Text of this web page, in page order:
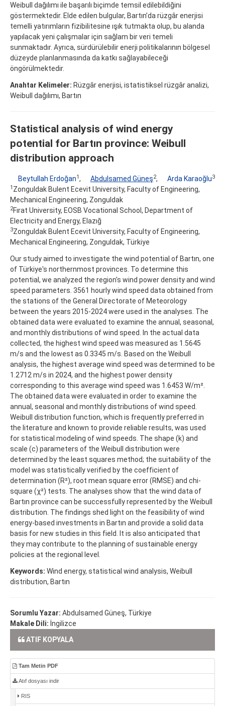
Weibull dağılımı ile başarılı biçimde temsil edilebildiğini
göstermektedir. Elde edilen bulgular, Bartın’da rüzgâr enerjisi
temelli yatırımların fizibilitesine ışık tutmakta olup, bu alanda
yapılacak yeni çalışmalar için sağlam bir veri temeli
sunmaktadır. Ayrıca, sürdürülebilir enerji politikalarının bölgesel
düzeyde planlanmasında da katkı sağlayabileceği
öngörülmektedir.
Anahtar Kelimeler: Rüzgâr enerjisi, istatistiksel rüzgâr analizi,
Weibull dağılımı, Bartın
Statistical analysis of wind energy
potential for Bartın province: Weibull
distribution approach
Beytullah Erdoğan1, Abdulsamed Güneş2, Arda Karaoğlu3
1 Zonguldak Bulent Ecevit University, Faculty of Engineering,
Mechanical Engineering, Zonguldak
2Fırat University, EOSB Vocational School, Department of
Electricity and Energy, Elazığ
3Zonguldak Bulent Ecevit University, Faculty of Engineering,
Mechanical Engineering, Zonguldak, Türkiye
Our study aimed to investigate the wind potential of Bartın, one
of Türkiye's northernmost provinces. To determine this
potential, we analyzed the region's wind power density and wind
speed parameters. 3561 hourly wind speed data obtained from
the stations of the General Directorate of Meteorology
between the years 2015-2024 were used in the analyses. The
obtained data were evaluated to examine the annual, seasonal,
and monthly distributions of wind speed. In the actual data
collected, the highest wind speed was measured as 1.5645
m/s and the lowest as 0.3345 m/s. Based on the Weibull
analysis, the highest average wind speed was determined to be
1.2712 m/s in 2024, and the highest power density
corresponding to this average wind speed was 1.6453 W/m².
The obtained data were evaluated in order to examine the
annual, seasonal and monthly distributions of wind speed.
Weibull distribution function, which is frequently preferred in
the literature and known to provide reliable results, was used
for statistical modeling of wind speeds. The shape (k) and
scale (c) parameters of the Weibull distribution were
determined by the least squares method; the suitability of the
model was statistically verified by the coefficient of
determination (R²), root mean square error (RMSE) and chi-
square (χ²) tests. The analyses show that the wind data of
Bartın province can be successfully represented by the Weibull
distribution. The findings shed light on the feasibility of wind
energy-based investments in Bartın and provide a solid data
basis for new studies in this field. It is also anticipated that
they may contribute to the planning of sustainable energy
policies at the regional level.
Keywords: Wind energy, statistical wind analysis, Weibull
distribution, Bartın
Sorumlu Yazar: Abdulsamed Güneş, Türkiye
Makale Dili: İngilizce
ATIF KOPYALA
Tam Metin PDF
Atıf dosyası indir
RIS